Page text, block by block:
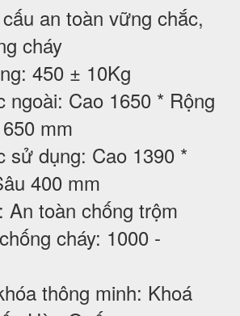
an toàn vững chắc,
cháy
450 ± 10Kg
ngoài: Cao 1650 * Rộng
mm
sử dụng: Cao 1390 *
400 mm
An toàn chống trộm
cháy: 1000 -
thông minh: Khoá